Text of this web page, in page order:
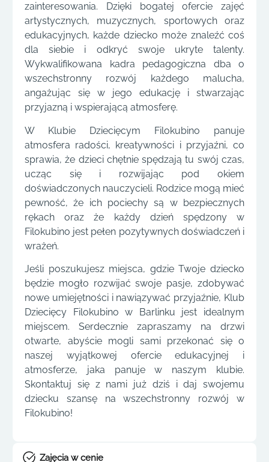
zainteresowania. Dzięki bogatej ofercie zajęć
artystycznych, muzycznych, sportowych oraz
edukacyjnych, każde dziecko może znaleźć coś
dla siebie i odkryć swoje ukryte talenty.
Wykwalifikowana kadra pedagogiczna dba o
wszechstronny rozwój każdego malucha,
angażując się w jego edukację i stwarzając
przyjazną i wspierającą atmosferę.
W Klubie Dziecięcym Filokubino panuje
atmosfera radości, kreatywności i przyjaźni, co
sprawia, że dzieci chętnie spędzają tu swój czas,
ucząc się i rozwijając pod okiem
doświadczonych nauczycieli. Rodzice mogą mieć
pewność, że ich pociechy są w bezpiecznych
rękach oraz że każdy dzień spędzony w
Filokubino jest pełen pozytywnych doświadczeń i
wrażeń.
Jeśli poszukujesz miejsca, gdzie Twoje dziecko
będzie mogło rozwijać swoje pasje, zdobywać
nowe umiejętności i nawiązywać przyjaźnie, Klub
Dziecięcy Filokubino w Barlinku jest idealnym
miejscem. Serdecznie zapraszamy na drzwi
otwarte, abyście mogli sami przekonać się o
naszej wyjątkowej ofercie edukacyjnej i
atmosferze, jaka panuje w naszym klubie.
Skontaktuj się z nami już dziś i daj swojemu
dziecku szansę na wszechstronny rozwój w
Filokubino!
Zajęcia w cenie